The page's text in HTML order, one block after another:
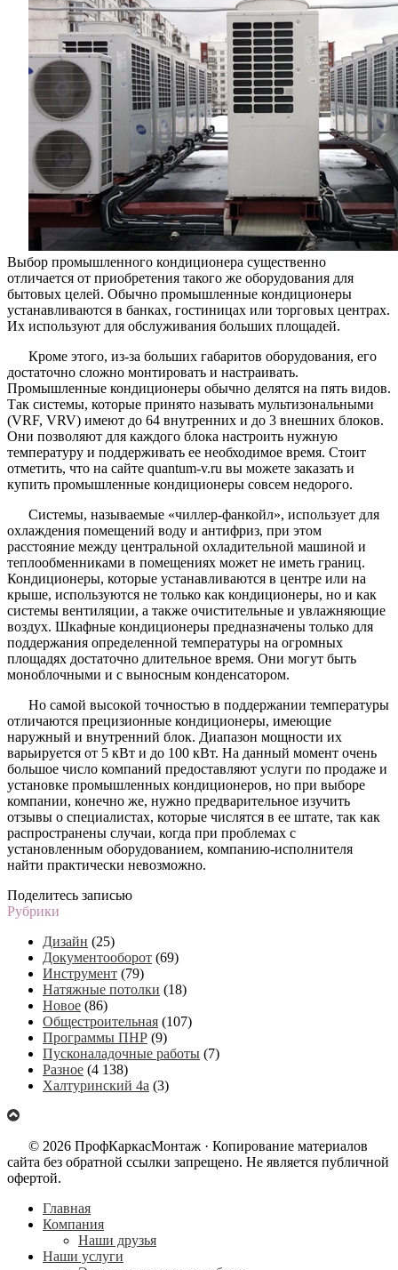
Выбор промышленного кондиционера существенно
отличается от приобретения такого же оборудования для
бытовых целей. Обычно промышленные кондиционеры
устанавливаются в банках, гостиницах или торговых центрах.
Их используют для обслуживания больших площадей.
Кроме этого, из-за больших габаритов оборудования, его
достаточно сложно монтировать и настраивать.
Промышленные кондиционеры обычно делятся на пять видов.
Так системы, которые принято называть мультизональными
(VRF, VRV) имеют до 64 внутренних и до 3 внешних блоков.
Они позволяют для каждого блока настроить нужную
температуру и поддерживать ее необходимое время. Стоит
отметить, что на сайте quantum-v.ru вы можете заказать и
купить промышленные кондиционеры совсем недорого.
Системы, называемые «чиллер-фанкойл», использует для
охлаждения помещений воду и антифриз, при этом
расстояние между центральной охладительной машиной и
теплообменниками в помещениях может не иметь границ.
Кондиционеры, которые устанавливаются в центре или на
крыше, используются не только как кондиционеры, но и как
системы вентиляции, а также очистительные и увлажняющие
воздух. Шкафные кондиционеры предназначены только для
поддержания определенной температуры на огромных
площадях достаточно длительное время. Они могут быть
моноблочными и с выносным конденсатором.
Но самой высокой точностью в поддержании температуры
отличаются прецизионные кондиционеры, имеющие
наружный и внутренний блок. Диапазон мощности их
варьируется от 5 кВт и до 100 кВт. На данный момент очень
большое число компаний предоставляют услуги по продаже и
установке промышленных кондиционеров, но при выборе
компании, конечно же, нужно предварительное изучить
отзывы о специалистах, которые числятся в ее штате, так как
распространены случаи, когда при проблемах с
установленным оборудованием, компанию-исполнителя
найти практически невозможно.
Поделитесь записью
Рубрики
Дизайн (25)
Документооборот (69)
Инструмент (79)
Натяжные потолки (18)
Новое (86)
Общестроительная (107)
Программы ПНР (9)
Пусконаладочные работы (7)
Разное (4 138)
Халтуринский 4а (3)
© 2026 ПрофКаркасМонтаж · Копирование материалов
сайта без обратной ссылки запрещено. Не является публичной
офертой.
Главная
Компания
Наши друзья
Наши услуги